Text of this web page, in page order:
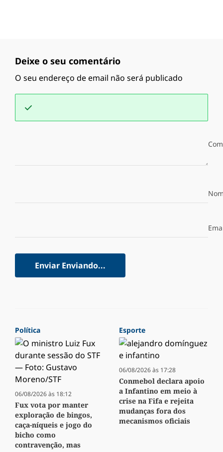
Deixe o seu comentário
O seu endereço de email não será publicado
Enviar Enviando...
Política
06/08/2026 às 18:12
Fux vota por manter
exploração de bingos,
caça-níqueis e jogo do
bicho como
contravenção, mas
Esporte
06/08/2026 às 17:28
Conmebol declara apoio
a Infantino em meio à
crise na Fifa e rejeita
mudanças fora dos
mecanismos oficiais